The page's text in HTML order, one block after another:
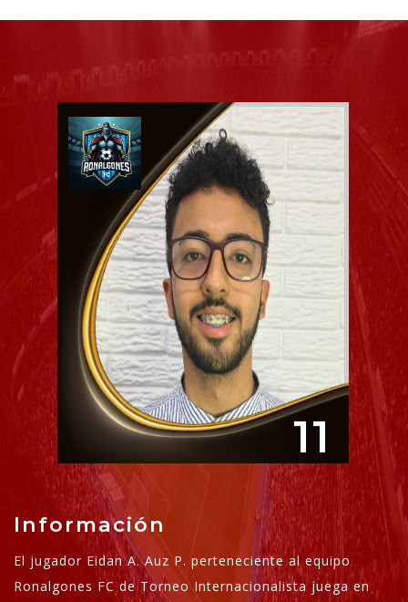
11
Información
El jugador Eidan A. Auz P. perteneciente al equipo
Ronalgones FC de Torneo Internacionalista juega en